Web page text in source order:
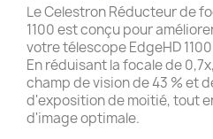
Le Celestron Réducteur de
1100 est conçu pour
votre télescope EdgeHD
En réduisant la focale de
champ de vision de 43 % et
d'exposition de moitié, tout
d'image optimale.